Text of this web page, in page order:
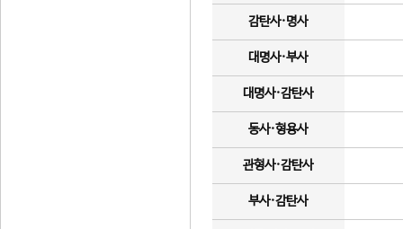
감탄사·명사
대명사·부사
대명사·감탄사
동사·형용사
관형사·감탄사
부사·감탄사